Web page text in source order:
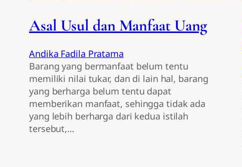
Asal Usul dan Manfaat Uang
Andika Fadila Pratama
Barang yang bermanfaat belum tentu
memiliki nilai tukar, dan di lain hal, barang
yang berharga belum tentu dapat
memberikan manfaat, sehingga tidak ada
yang lebih berharga dari kedua istilah
tersebut,…